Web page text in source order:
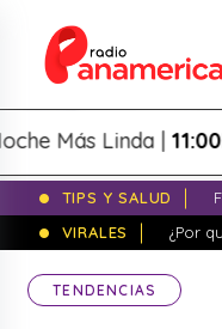
Más Linda |11:00PM
TIPS Y SALUD
VIRALES
¿Por
TENDENCIAS